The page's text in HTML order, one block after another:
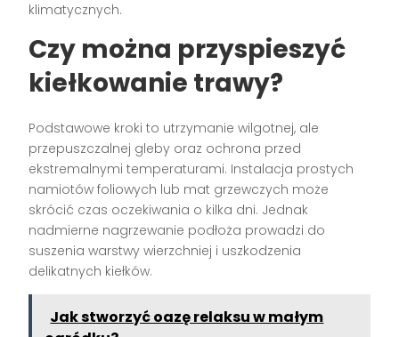
klimatycznych.
Czy można przyspieszyć
kiełkowanie trawy?
Podstawowe kroki to utrzymanie wilgotnej, ale
przepuszczalnej gleby oraz ochrona przed
ekstremalnymi temperaturami. Instalacja prostych
namiotów foliowych lub mat grzewczych może
skrócić czas oczekiwania o kilka dni. Jednak
nadmierne nagrzewanie podłoża prowadzi do
suszenia warstwy wierzchniej i uszkodzenia
delikatnych kiełków.
Jak stworzyć oazę relaksu w małym